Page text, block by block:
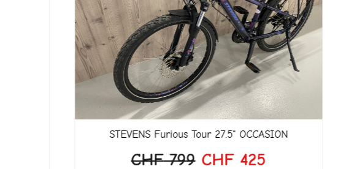
STEVENSFurious Tour 27.5" OCCASION
CHF799
CHF 799
CHF425
CHF 425.